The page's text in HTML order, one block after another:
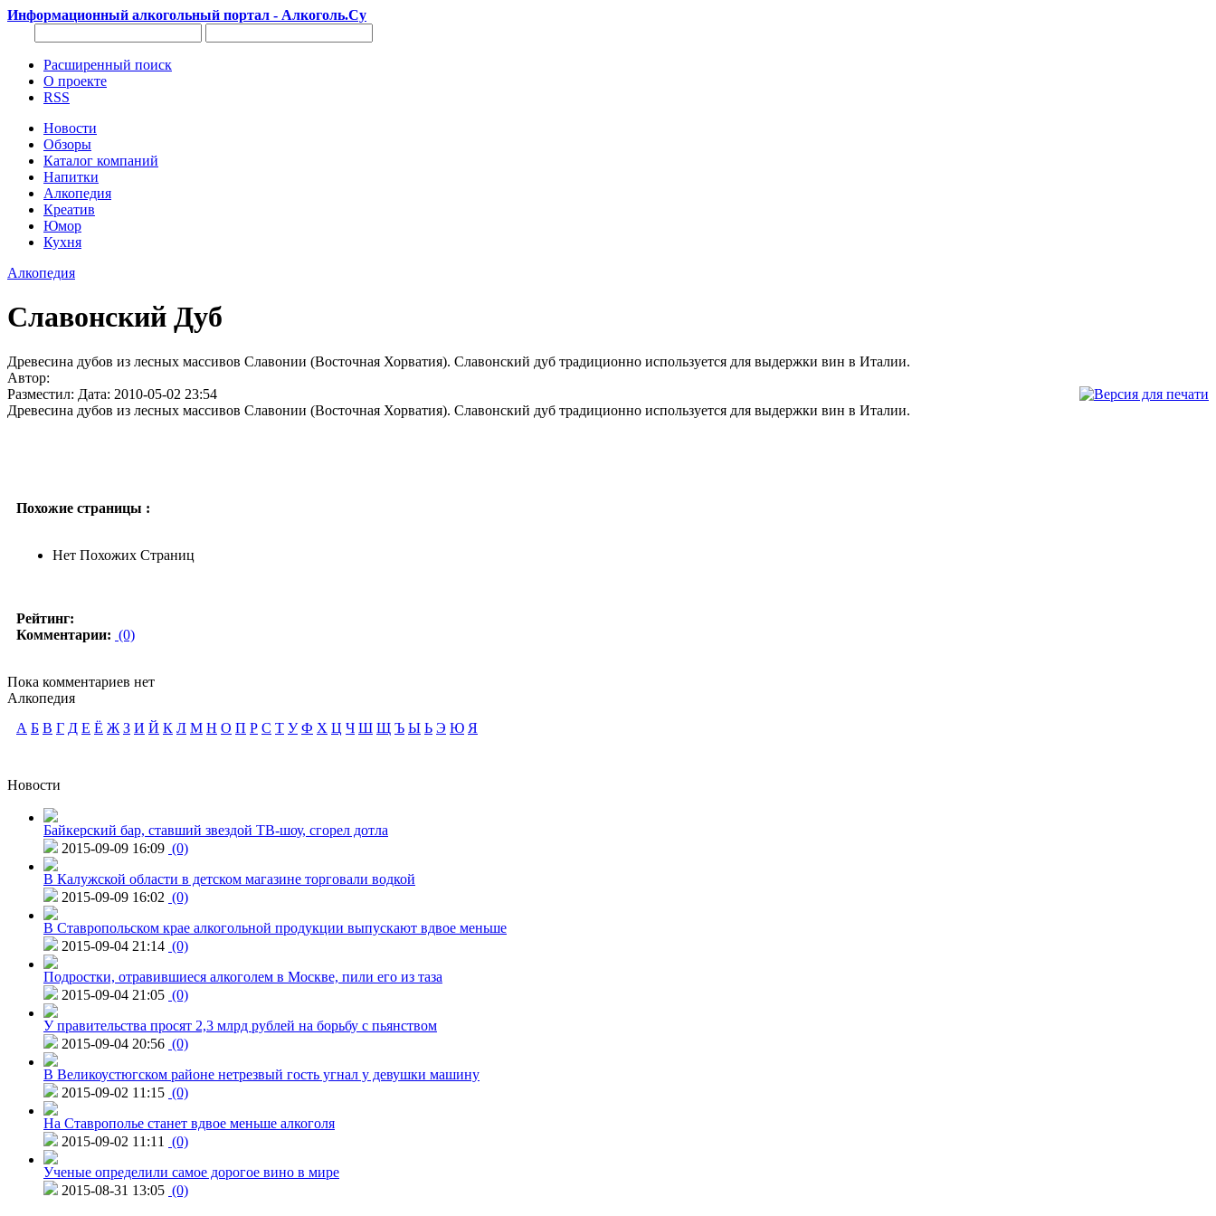
Информационный алкогольный портал - Алкоголь.Су
Расширенный поиск
О проекте
RSS
Новости
Обзоры
Каталог компаний
Напитки
Алкопедия
Креатив
Юмор
Кухня
Алкопедия
Славонский Дуб
Древесина дубов из лесных массивов Славонии (Восточная Хорватия). Славонский дуб традиционно используется для выдержки вин в Италии.
Автор:
Разместил: Дата: 2010-05-02 23:54
Древесина дубов из лесных массивов Славонии (Восточная Хорватия). Славонский дуб традиционно используется для выдержки вин в Италии.
Похожие страницы :
Нет Похожих Страниц
Рейтинг:
Комментарии: (0)
Пока комментариев нет
Алкопедия
А Б В Г Д Е Ё Ж З И Й К Л М Н О П Р С Т У Ф Х Ц Ч Ш Щ Ъ Ы Ь Э Ю Я
Новости
Байкерский бар, ставший звездой ТВ-шоу, сгорел дотла
2015-09-09 16:09 (0)
В Калужской области в детском магазине торговали водкой
2015-09-09 16:02 (0)
В Ставропольском крае алкогольной продукции выпускают вдвое меньше
2015-09-04 21:14 (0)
Подростки, отравившиеся алкоголем в Москве, пили его из таза
2015-09-04 21:05 (0)
У правительства просят 2,3 млрд рублей на борьбу с пьянством
2015-09-04 20:56 (0)
В Великоустюгском районе нетрезвый гость угнал у девушки машину
2015-09-02 11:15 (0)
На Ставрополье станет вдвое меньше алкоголя
2015-09-02 11:11
(0)
Ученые определили самое дорогое вино в мире
2015-08-31 13:05 (0)